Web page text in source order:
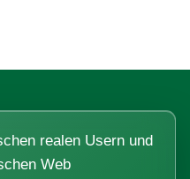
realen Usern und
Web